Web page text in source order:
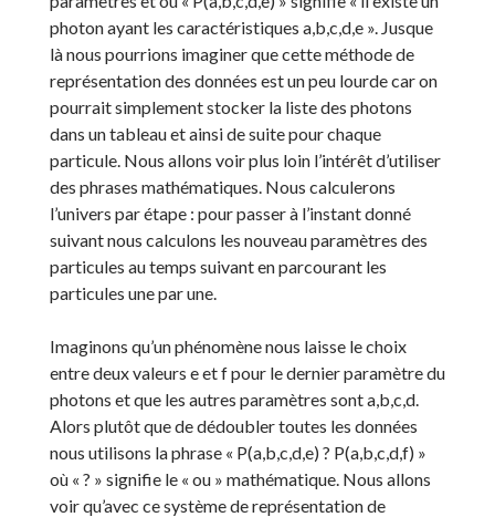
photon ayant les caractéristiques a,b,c,d,e ». Jusque
là nous pourrions imaginer que cette méthode de
représentation des données est un peu lourde car on
pourrait simplement stocker la liste des photons
dans un tableau et ainsi de suite pour chaque
particule. Nous allons voir plus loin l’intérêt d’utiliser
des phrases mathématiques. Nous calculerons
l’univers par étape : pour passer à l’instant donné
suivant nous calculons les nouveau paramètres des
particules au temps suivant en parcourant les
particules une par une.
Imaginons qu’un phénomène nous laisse le choix
entre deux valeurs e et f pour le dernier paramètre du
photons et que les autres paramètres sont a,b,c,d.
Alors plutôt que de dédoubler toutes les données
nous utilisons la phrase « P(a,b,c,d,e) ? P(a,b,c,d,f) »
où « ? » signifie le « ou » mathématique. Nous allons
voir qu’avec ce système de représentation de